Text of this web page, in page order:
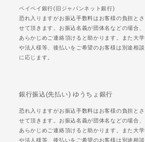
ペイペイ銀行(旧ジャパンネット銀行)
恐れ入りますがお振込手数料はお客様の負担とさ
せて頂きます。お振込名義が団体名などの場合、
あらかじめご連絡頂けると助かります。また大学
や法人様等、後払いをご希望のお客様は別途相談
に応じます。
銀行振込(先払い) ゆうちょ銀行
恐れ入りますがお振込手数料はお客様の負担とさ
せて頂きます。お振込名義が団体名などの場合、
あらかじめご連絡頂けると助かります。また大学
や法人様等、後払いをご希望のお客様は別途相談